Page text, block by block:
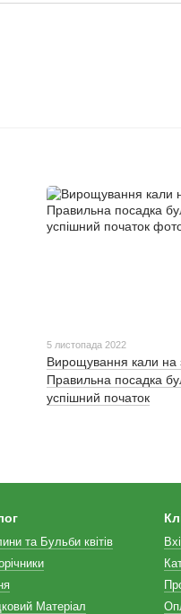
5 листопада 2022
Вирощування кали на
Правильна посадка
успішний початок
та Бульби квітів
Матеріал